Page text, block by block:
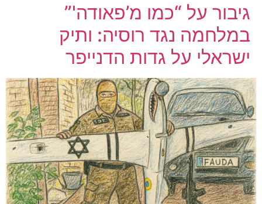
גיבור על “כמו מ’פאודה'”
במלחמה נגד רוסיה: ותיק
ישראלי על גדות הדנייפר